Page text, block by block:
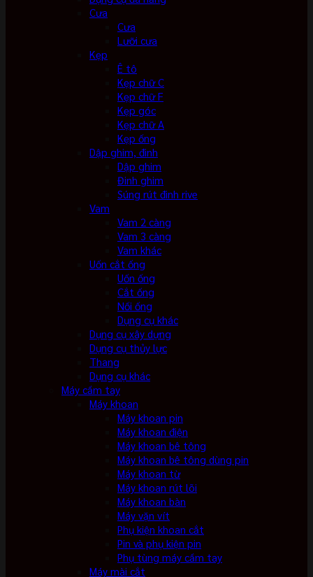
Cưa
Cưa
Lưỡi cưa
Kẹp
Ê tô
Kẹp chữ C
Kẹp chữ F
Kẹp góc
Kẹp chữ A
Kẹp ống
Dập ghim, đinh
Dập ghim
Đinh ghim
Súng rút đinh rive
Vam
Vam 2 càng
Vam 3 càng
Vam khác
Uốn cắt ống
Uốn ống
Cắt ống
Nối ống
Dụng cụ khác
Dụng cụ xây dựng
Dụng cụ thủy lực
Thang
Dụng cụ khác
Máy cầm tay
Máy khoan
Máy khoan pin
Máy khoan điện
Máy khoan bê tông
Máy khoan bê tông dùng pin
Máy khoan từ
Máy khoan rút lõi
Máy khoan bàn
Máy vặn vít
Phụ kiện khoan cắt
Pin và phụ kiện pin
Phụ tùng máy cầm tay
Máy mài cắt